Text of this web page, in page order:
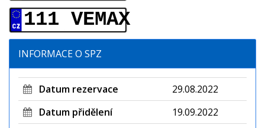
111 VEMAX
INFORMACE O SPZ
Datum rezervace
29.08.2022
Datum přidělení
19.09.2022